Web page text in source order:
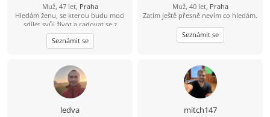
Muž, 47 let, Praha
Hledám ženu, se kterou budu moci
sdílet svůj život a radovat se z
každého nového dne v její
společnosti
Seznámit se
Muž, 40 let, Praha
Zatím ještě přesně nevím co hledám.
Seznámit se
ledva mitch147